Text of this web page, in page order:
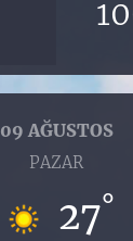
09 AĞUSTOS
PAZAR
27°